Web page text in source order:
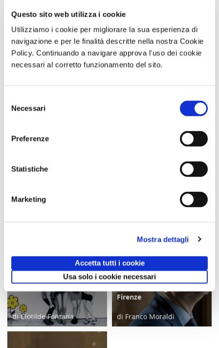
Questo sito web utilizza i cookie
Utilizziamo i cookie per migliorare la sua esperienza di
navigazione e per le finalità descritte nella nostra Cookie
Policy. Continuando a navigare approva l'uso dei cookie
necessari al corretto funzionamento del sito.
delNecessari
Preferenze
Statistiche
Marketing
Mostra dettagli
Accetta tutti i cookie
Usa solo i cookie necessari
Abbonameni
Trenitalia
Comunicato n. 23
ABBONAMENTO
STAGIONE
TEATRO TOTO'
Comunicato n. 100
Napoli, 06 Agosto
Un Cralt Magazine tutto al
di Clotilde Fontana
28/02/23
COPERTINA
CRALT Magazine intervista
Firenze
di Franco Moraldi